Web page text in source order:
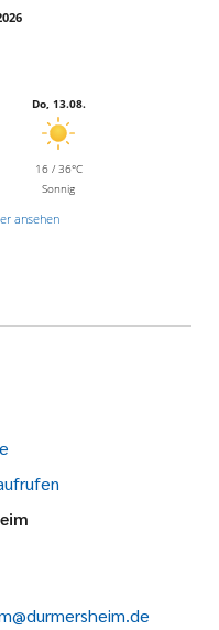
Do, 13.08.
16 / 36°C
Sonnig
ansehen